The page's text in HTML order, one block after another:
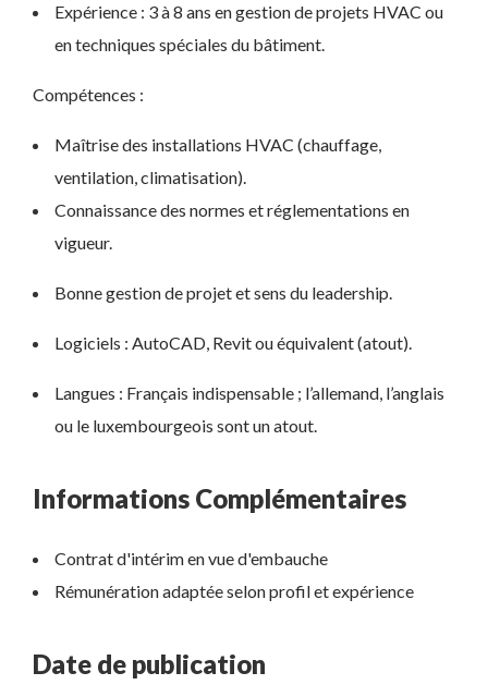
Expérience : 3 à 8 ans en gestion de projets HVAC ou
en techniques spéciales du bâtiment.
Compétences :
Maîtrise des installations HVAC (chauffage,
ventilation, climatisation).
Connaissance des normes et réglementations en
vigueur.
Bonne gestion de projet et sens du leadership.
Logiciels : AutoCAD, Revit ou équivalent (atout).
Langues : Français indispensable ; l’allemand, l’anglais
ou le luxembourgeois sont un atout.
Informations Complémentaires
Contrat d'intérim en vue d'embauche
Rémunération adaptée selon profil et expérience
Date de publication